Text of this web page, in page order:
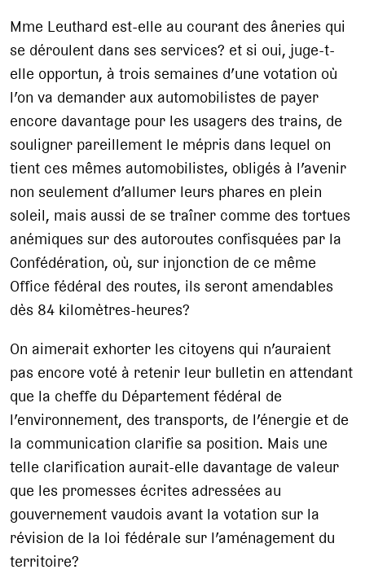
Mme Leuthard est-elle au courant des âneries qui
se déroulent dans ses services? et si oui, juge-t-
elle opportun, à trois semaines d’une votation où
l’on va demander aux automobilistes de payer
encore davantage pour les usagers des trains, de
souligner pareillement le mépris dans lequel on
tient ces mêmes automobilistes, obligés à l’avenir
non seulement d’allumer leurs phares en plein
soleil, mais aussi de se traîner comme des tortues
anémiques sur des autoroutes confisquées par la
Confédération, où, sur injonction de ce même
Office fédéral des routes, ils seront amendables
dès 84 kilomètres-heures?
On aimerait exhorter les citoyens qui n’auraient
pas encore voté à retenir leur bulletin en attendant
que la cheffe du Département fédéral de
l’environnement, des transports, de l’énergie et de
la communication clarifie sa position. Mais une
telle clarification aurait-elle davantage de valeur
que les promesses écrites adressées au
gouvernement vaudois avant la votation sur la
révision de la loi fédérale sur l’aménagement du
territoire?